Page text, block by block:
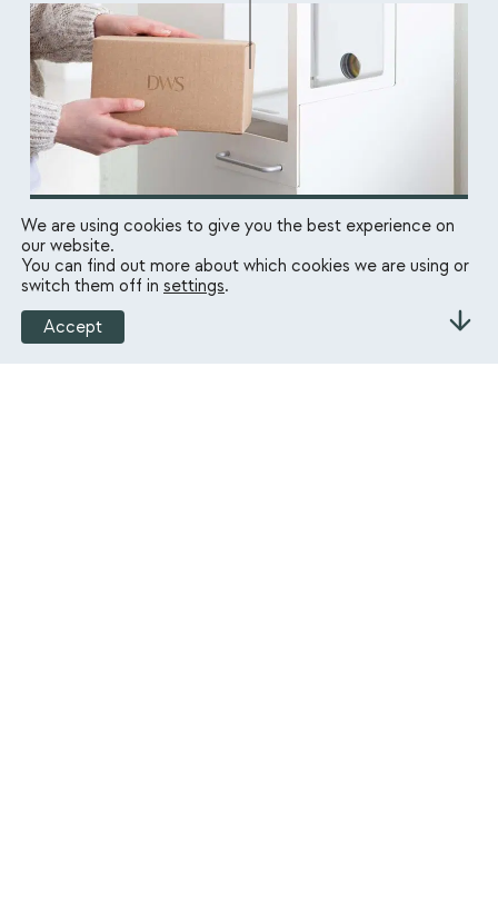
물류 체인에 최적화된 인그레이빙 스테이션
‎ ‎
We are using cookies to give you the best experience on
our website.
You can find out more about which cookies we are using or
switch them off in settings.
Accept